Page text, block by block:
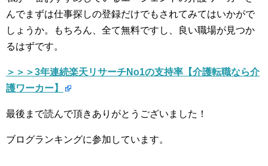
んでまずは仕事探しの登録だけでもされてみてはいかがで
しょうか。もちろん、全て無料ですし、良い職場が見つか
るはずです。
＞＞＞3年連続楽天リサーチNo1の支持率【介護転職なら介
護ワーカー】
最後まで読んで頂きありがとうございました！
ブログランキングに参加しています。